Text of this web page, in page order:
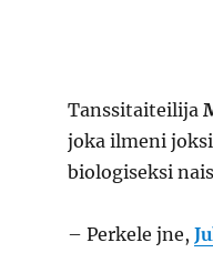
Tanssitaiteilija
joka ilmeni
biologiseksi
– Perkele jne,